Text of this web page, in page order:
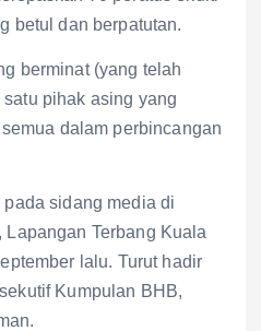
betul dan berpatutan.
berminat (yang telah
pihak asing yang
dalam perbincangan
sidang media di
Lapangan Terbang Kuala
lalu. Turut hadir
Kumpulan BHB,